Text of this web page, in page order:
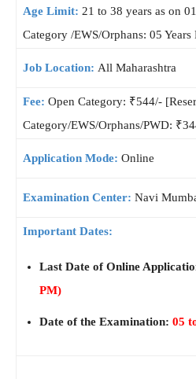
Age Limit: 21 to 38 years as on
Category /EWS/Orphans: 05 Years
Job Location: All Maharashtra
Fee: Open Category: ₹544/-
Category/EWS/Orphans/PWD:
Application Mode: Online
Examination Center: Navi
Important Dates:
Last Date of Online
PM)
Date of the Examination: 05